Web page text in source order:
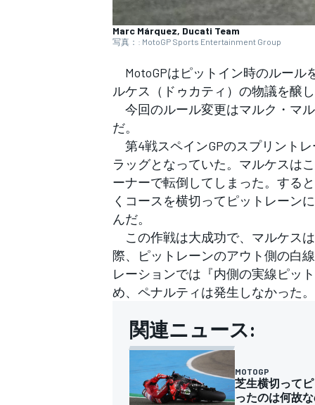
フォーミュラE
Marc Márquez, Ducati Team
写真：: MotoGP Sports Entertainment Group
MotoGPはピットイン時のルール
ルケス（ドゥカティ）の物議を醸
今回のルール変更はマルク・マ
だ。
第4戦スペインGPのスプリント
ラッグとなっていた。マルケスは
ーナーで転倒してしまった。する
くコースを横切ってピットレーン
んだ。
この作戦は大成功で、マルケス
際、ピットレーンのアウト側の白
レーションでは『内側の実線ピッ
め、ペナルティは発生しなかった。
関連ニュース:
MOTOGP
芝生横切って
ったのは何故